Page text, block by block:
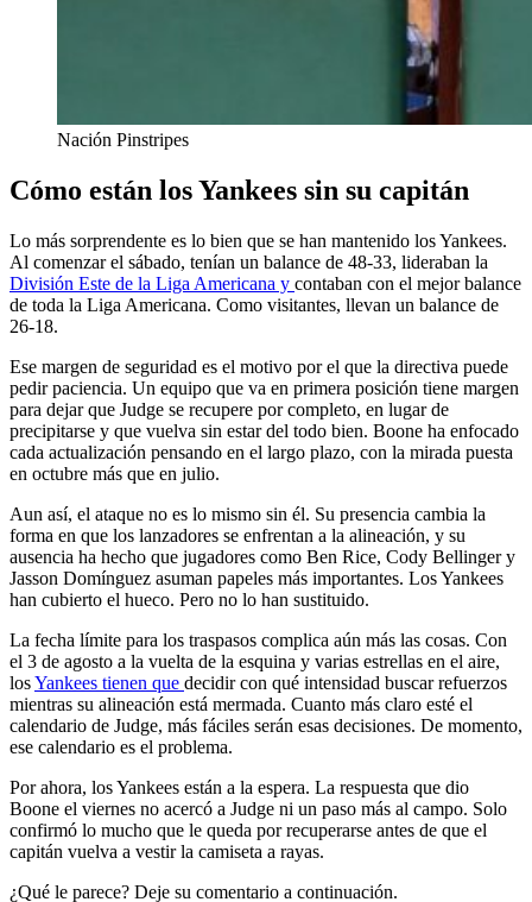
Nación Pinstripes
Cómo están los Yankees sin su capitán
Lo más sorprendente es lo bien que se han mantenido los Yankees.
Al comenzar el sábado, tenían un balance de 48-33, lideraban la
División Este de la Liga Americana y contaban con el mejor balance
de toda la Liga Americana. Como visitantes, llevan un balance de
26-18.
Ese margen de seguridad es el motivo por el que la directiva puede
pedir paciencia. Un equipo que va en primera posición tiene margen
para dejar que Judge se recupere por completo, en lugar de
precipitarse y que vuelva sin estar del todo bien. Boone ha enfocado
cada actualización pensando en el largo plazo, con la mirada puesta
en octubre más que en julio.
Aun así, el ataque no es lo mismo sin él. Su presencia cambia la
forma en que los lanzadores se enfrentan a la alineación, y su
ausencia ha hecho que jugadores como Ben Rice, Cody Bellinger y
Jasson Domínguez asuman papeles más importantes. Los Yankees
han cubierto el hueco. Pero no lo han sustituido.
La fecha límite para los traspasos complica aún más las cosas. Con
el 3 de agosto a la vuelta de la esquina y varias estrellas en el aire,
losYankees tienen que decidir con qué intensidad buscar refuerzos
mientras su alineación está mermada. Cuanto más claro esté el
calendario de Judge, más fáciles serán esas decisiones. De momento,
ese calendario es el problema.
Por ahora, los Yankees están a la espera. La respuesta que dio
Boone el viernes no acercó a Judge ni un paso más al campo. Solo
confirmó lo mucho que le queda por recuperarse antes de que el
capitán vuelva a vestir la camiseta a rayas.
¿Qué le parece? Deje su comentario a continuación.